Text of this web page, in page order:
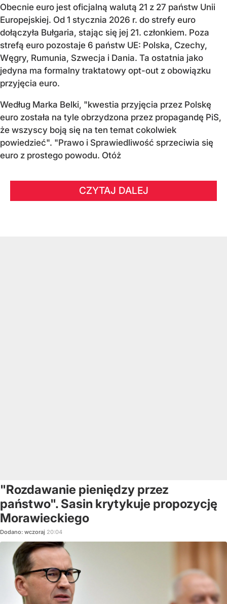
Obecnie euro jest oficjalną walutą 21 z 27 państw Unii
Europejskiej. Od 1 stycznia 2026 r. do strefy euro
dołączyła Bułgaria, stając się jej 21. członkiem. Poza
strefą euro pozostaje 6 państw UE: Polska, Czechy,
Węgry, Rumunia, Szwecja i Dania. Ta ostatnia jako
jedyna ma formalny traktatowy opt-out z obowiązku
przyjęcia euro.
Według Marka Belki, "kwestia przyjęcia przez Polskę
euro została na tyle obrzydzona przez propagandę PiS,
że wszyscy boją się na ten temat cokolwiek
powiedzieć". "Prawo i Sprawiedliwość sprzeciwia się
euro z prostego powodu. Otóż
CZYTAJ DALEJ
"Rozdawanie pieniędzy przez
państwo". Sasin krytykuje propozycję
Morawieckiego
Dodano: wczoraj 20:04